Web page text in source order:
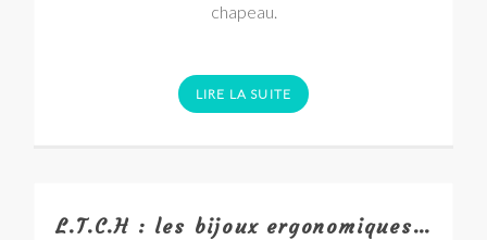
chapeau.
LIRE LA SUITE
L.T.C.H : les bijoux ergonomiques…